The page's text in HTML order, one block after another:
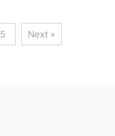
5 Next »